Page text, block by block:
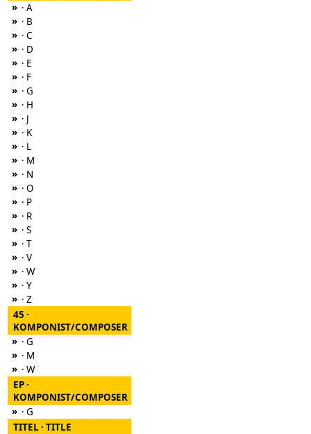
» · A
» · B
» · C
» · D
» · E
» · F
» · G
» · H
» · J
» · K
» · L
» · M
» · N
» · O
» · P
» · R
» · S
» · T
» · V
» · W
» · Y
» · Z
45 ·
KOMPONIST/COMPOSER
» · G
» · M
» · W
EP ·
KOMPONIST/COMPOSER
» · G
TITEL · TITLE